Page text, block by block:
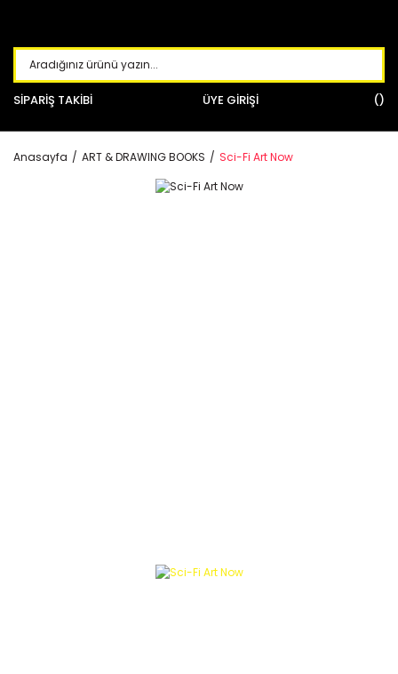
SİPARİŞ TAKİBİ ÜYE GİRİŞİ
Anasayfa ART & DRAWING BOOKS Sci-Fi Art Now